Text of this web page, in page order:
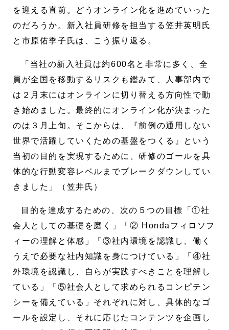
を迎える直前。どうオンライン化を進めていった
のだろうか。新入社員研修を担当する笠井英明氏
と市原佑季子氏は、こう振り返る。
「当社の新入社員は約600名と非常に多く、全
員が全国を移動するリスクも鑑みて、人事部内で
は２月末にはオンラインに切り替える方向性で動
き始めました。最終的にオンライン化が決まった
のは３月上旬。そこからは、『前例の通用しない
世界で活躍していくための基盤をつくる』という
当初の目的を実現するために、研修のゴールを具
体的な行動変容レベルまでブレークダウンしてい
きました」（笠井氏）
目的を達成するための、次の５つの目標「①社
会人としての基礎を磨く」「② Hondaフィロソフ
ィーの理解と体感」「③社内環境を認識し、働く
うえで必要な社内知識を身につけている」「④社
外環境を認識し、自らが実践すべきことを理解し
ている」「⑤社会人として求められるコンピテン
シーを備えている」それぞれに対し、具体的なゴ
ールを設定し、それに応じたコンテンツを企画し